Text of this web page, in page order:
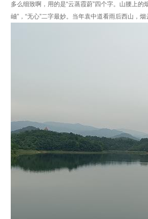
多么细致啊，用的是“云蒸霞蔚”四个字。山腰上
岫”，“无心”二字最妙。当年袁中道看雨后西山，